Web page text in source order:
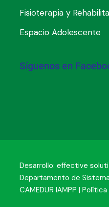
Fisioterapia y
Espacio Adolescente
Síguenos en
Desarrollo:effective
Departamento de
CAMEDUR IAMPP |Política